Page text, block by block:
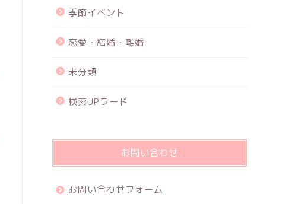
季節イベント
恋愛・結婚・離婚
未分類
検索UPワード
お問い合わせ
お問い合わせフォーム